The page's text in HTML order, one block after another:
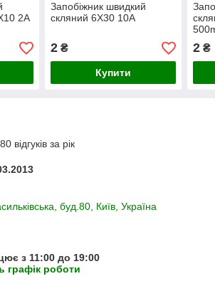
2A
Запобіжник швидкий
скляний 6X30 10A
2₴
Купити
2 ₴
відгуків за рік
буд.80, Київ, Україна
з 11:00 до 19:00
графік роботи